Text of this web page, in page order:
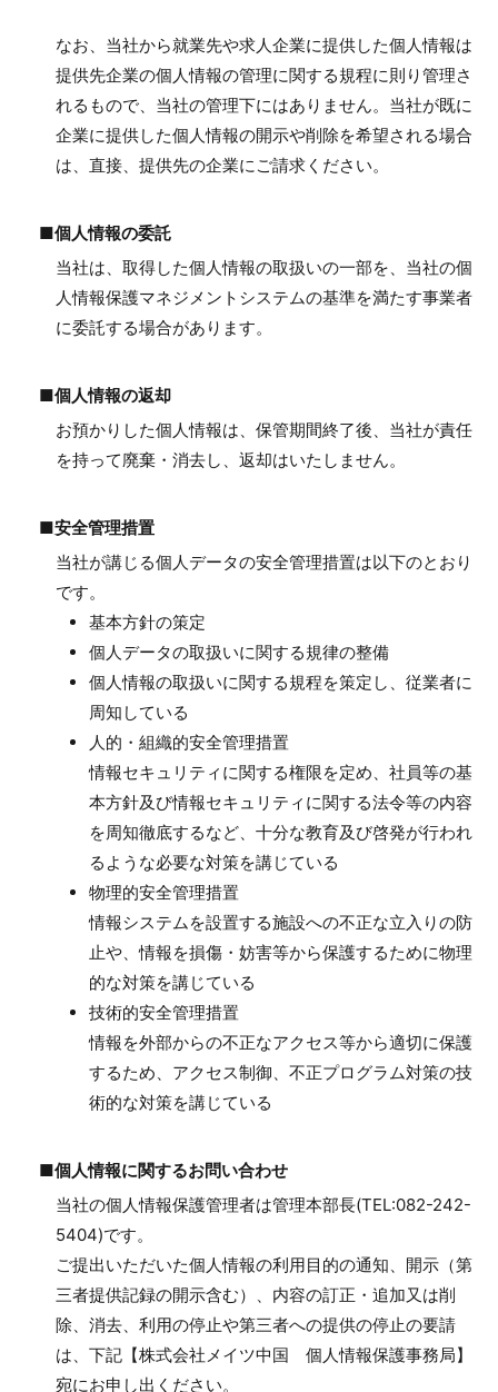
なお、当社から就業先や求人企業に提供した個人情報は
提供先企業の個人情報の管理に関する規程に則り管理さ
れるもので、当社の管理下にはありません。当社が既に
企業に提供した個人情報の開示や削除を希望される場合
は、直接、提供先の企業にご請求ください。
■個人情報の委託
当社は、取得した個人情報の取扱いの一部を、当社の個
人情報保護マネジメントシステムの基準を満たす事業者
に委託する場合があります。
■個人情報の返却
お預かりした個人情報は、保管期間終了後、当社が責任
を持って廃棄・消去し、返却はいたしません。
■安全管理措置
当社が講じる個人データの安全管理措置は以下のとおり
です。
基本方針の策定
個人データの取扱いに関する規律の整備
個人情報の取扱いに関する規程を策定し、従業者に
周知している
人的・組織的安全管理措置
情報セキュリティに関する権限を定め、社員等の基
本方針及び情報セキュリティに関する法令等の内容
を周知徹底するなど、十分な教育及び啓発が行われ
るような必要な対策を講じている
物理的安全管理措置
情報システムを設置する施設への不正な立入りの防
止や、情報を損傷・妨害等から保護するために物理
的な対策を講じている
技術的安全管理措置
情報を外部からの不正なアクセス等から適切に保護
するため、アクセス制御、不正プログラム対策の技
術的な対策を講じている
■個人情報に関するお問い合わせ
当社の個人情報保護管理者は管理本部長(TEL:082-242-
5404)です。
ご提出いただいた個人情報の利用目的の通知、開示（第
三者提供記録の開示含む）、内容の訂正・追加又は削
除、消去、利用の停止や第三者への提供の停止の要請
は、下記【株式会社メイツ中国 個人情報保護事務局】
宛にお申し出ください。